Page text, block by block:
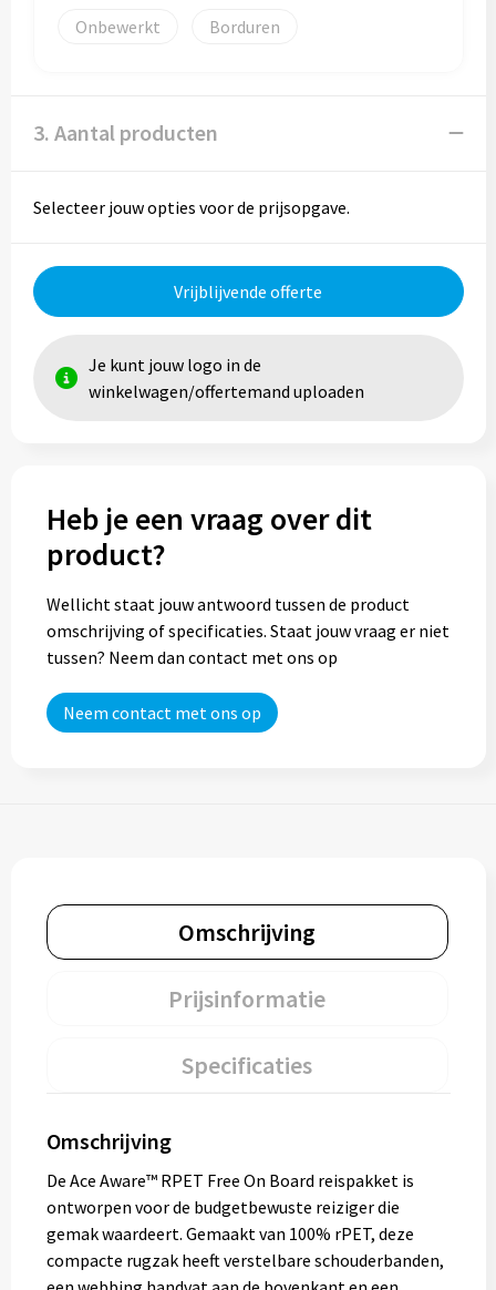
Onbewerkt Borduren
3. Aantal producten
Selecteer jouw opties voor de prijsopgave.
Vrijblijvende offerte
Je kunt jouw logo in de
winkelwagen/offertemand uploaden
Heb je een vraag over dit
product?
Wellicht staat jouw antwoord tussen de product
omschrijving of specificaties. Staat jouw vraag er niet
tussen? Neem dan contact met ons op
Neem contact met ons op
Omschrijving
Prijsinformatie
Specificaties
Omschrijving
De Ace Aware™ RPET Free On Board reispakket is
ontworpen voor de budgetbewuste reiziger die
gemak waardeert. Gemaakt van 100% rPET, deze
compacte rugzak heeft verstelbare schouderbanden,